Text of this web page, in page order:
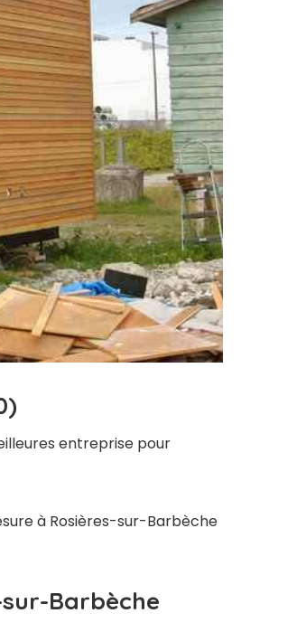
entreprise pour
à Rosières-sur-Barbèche
Barbèche